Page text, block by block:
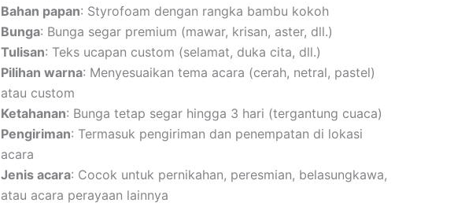
Bahan papan: Styrofoam dengan rangka bambu kokoh
Bunga: Bunga segar premium (mawar, krisan, aster, dll.)
Tulisan: Teks ucapan custom (selamat, duka cita, dll.)
Pilihan warna: Menyesuaikan tema acara (cerah, netral, pastel)
atau custom
Ketahanan: Bunga tetap segar hingga 3 hari (tergantung cuaca)
Pengiriman: Termasuk pengiriman dan penempatan di lokasi
acara
Jenis acara: Cocok untuk pernikahan, peresmian, belasungkawa,
atau acara perayaan lainnya